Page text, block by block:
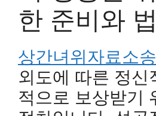
한 준비와
상간녀위자료소송
외도에 따른 정신
적으로 보상받기